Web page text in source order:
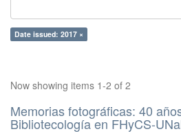
Date issued: 2017 ×
Now showing items 1-2 of 2
Memorias fotográficas: 40
Bibliotecología en FHyCS-